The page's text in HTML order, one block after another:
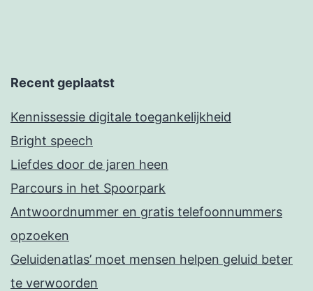
Recent geplaatst
Kennissessie digitale toegankelijkheid
Bright speech
Liefdes door de jaren heen
Parcours in het Spoorpark
Antwoordnummer en gratis telefoonnummers
opzoeken
Geluidenatlas’ moet mensen helpen geluid beter
te verwoorden